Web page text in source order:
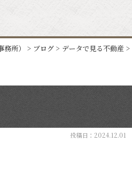
務所） > ブログ > データで見る不動産 >
投稿日：2024.12.01